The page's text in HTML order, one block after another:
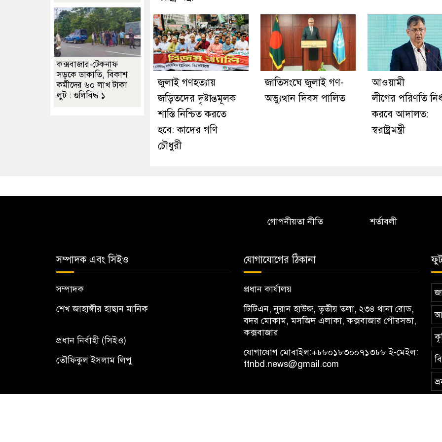
জুলাই গণহত্যায়
জড়িতদের দৃষ্টান্তমূলক
শাস্তি নিশ্চিত করতে
হবে: কাদের গণি
চৌধুরী
জাতিসংঘে জুলাই গণ-
অভ্যুত্থান দিবস পালিত
আওয়ামী
লীগের পরিণতি
করবে আদালত:
স্বরাষ্ট্রমন্ত্রী
কক্সবাজার-টেকনাফ
সড়কে ডাকাতি, বিকাশ
কর্মীদের ৬০ লাখ টাকা
লুট : গুলিবিদ্ধ ১
গোপনীয়তা নীতি শর্তাবলী
সম্পাদক এবং সিইও
সম্পাদক
শেখ জাহাঙ্গীর হাছান মানিক
প্রধান নির্বাহী (সিইও)
তৌফিকুল ইসলাম লিপু
যোগাযোগের ঠিকানা
প্রধান কার্যালয়
টিটিএন, নু্রান হাউজ, তৃতীয় তলা, ২৩৪ থানা রোড,
বদর মোকাম, মসজিদ এলাকা, কক্সবাজার পৌরসভা,
কক্সবাজার
যোগাযোগ মোবাইল:+৮৮০১৮৩০০৭১৩৮৮ই-মেইল:
ttnbd.news@gmail.com